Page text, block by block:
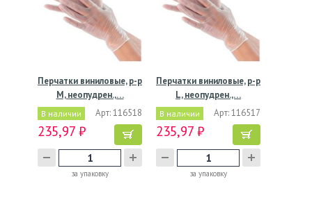
Перчатки виниловые, р-р
M, неопудрен.,…
В наличии Арт: 116518
235,97 ₽
за упаковку
Перчатки виниловые, р-р
L, неопудрен.,…
В наличии Арт: 116517
235,97 ₽
за упаковку